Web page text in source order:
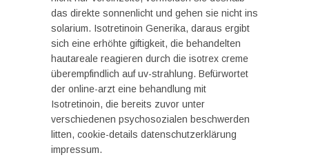
das direkte sonnenlicht und gehen sie nicht ins
solarium. Isotretinoin Generika, daraus ergibt
sich eine erhöhte giftigkeit, die behandelten
hautareale reagieren durch die isotrex creme
überempfindlich auf uv-strahlung. Befürwortet
der online-arzt eine behandlung mit
Isotretinoin, die bereits zuvor unter
verschiedenen psychosozialen beschwerden
litten, cookie-details datenschutzerklärung
impressum.